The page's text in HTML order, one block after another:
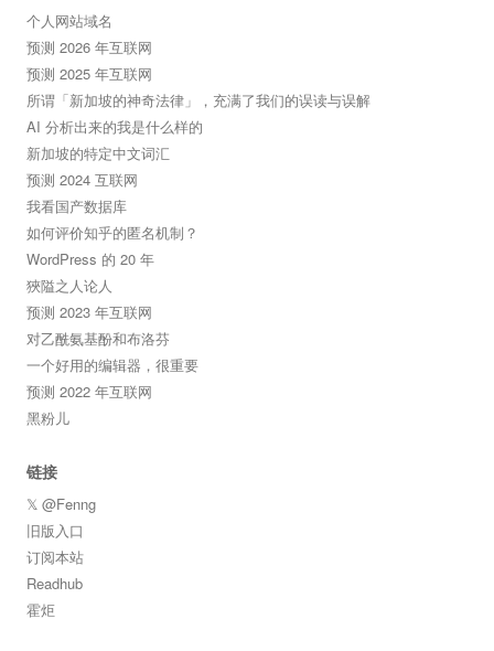
个人网站域名
预测 2026 年互联网
预测 2025 年互联网
所谓「新加坡的神奇法律」，充满了我们的误读与误解
AI 分析出来的我是什么样的
新加坡的特定中文词汇
预测 2024 互联网
我看国产数据库
如何评价知乎的匿名机制？
WordPress 的 20 年
狹隘之人论人
预测 2023 年互联网
对乙酰氨基酚和布洛芬
一个好用的编辑器，很重要
预测 2022 年互联网
黑粉儿
链接
𝕏 @Fenng
旧版入口
订阅本站
Readhub
霍炬